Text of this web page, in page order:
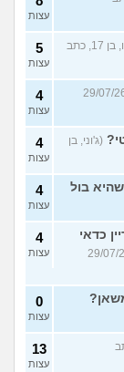
עצות
(סתם מישהו, בן 17, כתב
5
עצות
בן 20, כתב ב-29/07/26
4
עצות
(ג'וני, בן
4
עצות
בול
4
עצות
כדאי
בת 18, כתבה ב-29/07/26
4
עצות
0
עצות
כתב
13
עצות